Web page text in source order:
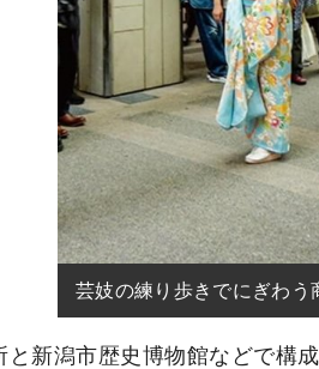
芸妓の練り歩きでにぎわう
新潟市歴史博物館などで構成